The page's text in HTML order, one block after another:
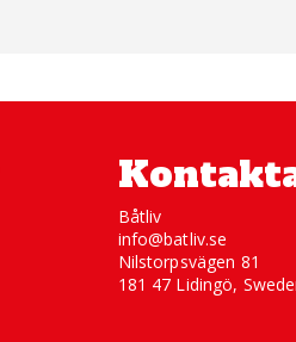
Båtliv
info@batliv.se
Nilstorpsvägen 81
181 47 Lidingö,